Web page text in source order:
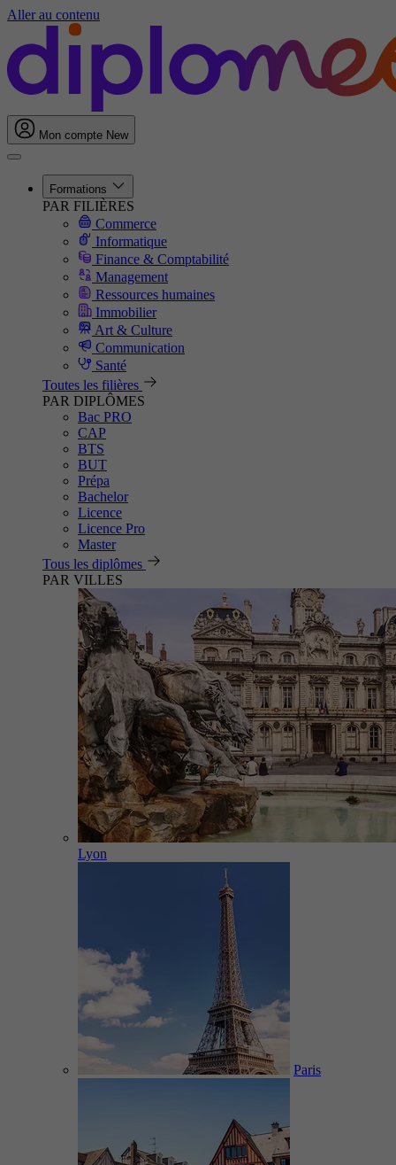
Aller au contenu
Mon compte New
Formations
PAR FILIÈRES
Commerce
Informatique
Finance & Comptabilité
Management
Ressources humaines
Immobilier
Art & Culture
Communication
Santé
Toutes les filières
PAR DIPLÔMES
Bac PRO
CAP
BTS
BUT
Prépa
Bachelor
Licence
Licence Pro
Master
Tous les diplômes
PAR VILLES
Lyon
Paris